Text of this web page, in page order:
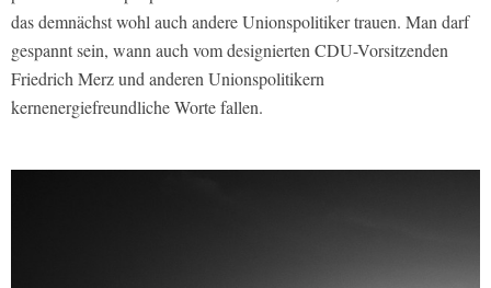
das demnächst wohl auch andere Unionspolitiker trauen. Man darf
gespannt sein, wann auch vom designierten CDU-Vorsitzenden
Friedrich Merz und anderen Unionspolitikern
kernenergiefreundliche Worte fallen.